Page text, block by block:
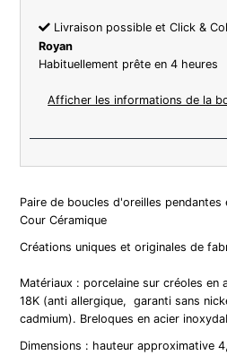
Livraison possible et Click &
Royan
Habituellement prête en 4 heures
Afficher les informations de la
Paire de boucles d'oreilles pendantes
Cour Céramique
Créations uniques et originales de
Matériaux : porcelaine sur créolesen
18K (anti allergique,garanti sans
cadmium). Breloques en acier
Dimensions : hauteur approximative